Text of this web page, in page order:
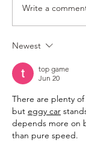
การเล่นสนุ
หนาว : กา
ซากิ
Write a
Newest
top game
Jun 20
There are plenty
but eggy car
depends more on
than pure speed.